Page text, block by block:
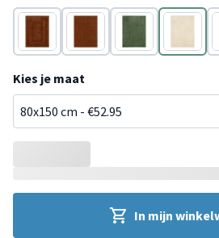
TerracottaTerracottaGroen Beige
Kies je maat
In mijn